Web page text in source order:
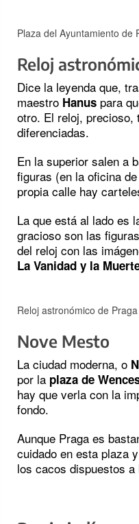
Plaza del Ayuntamiento de
Reloj
Dice la leyenda que,
maestro Hanus para
otro. El reloj, precioso,
diferenciadas.
En la superior salen a
figuras (en la oficina
propia calle hay
La que está al lado es
gracioso son las
del reloj con las
La Vanidad y la
Reloj astronómico de Praga
Nove Mesto
La ciudad moderna, o
por la plaza de
hay que verla con la
fondo.
Aunque Praga es
cuidado en esta plaza
los cacos dispuestos